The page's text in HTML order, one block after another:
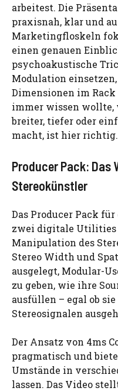
arbeitest. Die
praxisnah, klar und
Marketingfloskeln
einen genauen
psychoakustische
Modulation
Dimensionen im
immer wissen wollte,
breiter, tiefer oder
macht, ist hier richtig.
Producer Pack: Das
Stereokünstler
Das Producer Pack
zwei digitale Utilities
Manipulation des
Stereo Width und
ausgelegt, Modular-
zu geben, wie ihre
ausfüllen – egal ob
Stereosignalen
Der Ansatz von 4ms
pragmatisch und
Umstände in
lassen. Das Video